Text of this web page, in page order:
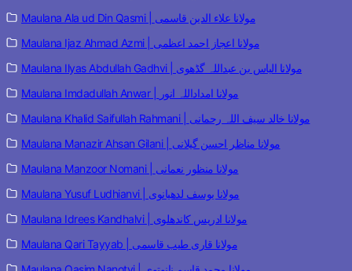
Maulana Ala ud Din Qasmi | مولانا علاء الدین قاسمی
Maulana Ijaz Ahmad Azmi | مولانا اعجاز احمد اعظمی
Maulana Ilyas Abdullah Gadhvi | مولانا الیاس بن عبداللہ گڈھوی
Maulana Imdadullah Anwar | مولانا امداداللہ انور
Maulana Khalid Saifullah Rahmani | مولانا خالد سیف اللہ رحمانی
Maulana Manazir Ahsan Gilani | مولانا مناظر احسن گیلانی
Maulana Manzoor Nomani | مولانا منظور نعمانی
Maulana Yusuf Ludhianvi | مولانا یوسف لدھیانوی
Maulana Idrees Kandhalvi | مولانا ادریس کاندھلوی
Maulana Qari Tayyab | مولانا قاری طیب قاسمی